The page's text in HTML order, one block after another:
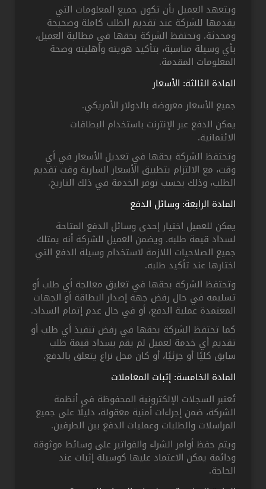
ويتعهد العميل بأن تكون جميع المعلومات التي
يقدمها للشركة عند تقديم الطلب كاملة وصحيحة
ومحدثة. وتحتفظ الشركة بحقها في مطالبة العميل،
بأي وسيلة مناسبة، بتأكيد هويته وأهليته وصحة
المعلومات المقدمة.
المادة الثالثة: الأسعار
جميع الأسعار معروضة بالدولار الأمريكي.
يمكن الدفع عبر الإنترنت باستخدام البطاقات
الائتمانية.
وتحتفظ الشركة بحقها في تعديل الأسعار في أي
وقت، مع الالتزام بتطبيق الأسعار السارية وقت تقديم
الطلب، وذلك بحسب توفر الخدمة في ذلك التاريخ.
المادة الرابعة: وسائل الدفع
يمكن للعميل اختيار إحدى وسائل الدفع المتاحة
لسداد قيمة طلبه. ويضمن العميل للشركة أنه يمتلك
جميع الصلاحيات اللازمة لاستخدام وسيلة الدفع التي
اختارها عند تأكيد طلبه.
وتحتفظ الشركة بحقها في تعليق معالجة أي طلب أو
تسليمه في حال رفض جهة إصدار البطاقة أو الجهات
المعتمدة عملية الدفع، أو في حال عدم إتمام السداد.
كما تحتفظ الشركة بحقها في رفض تنفيذ أي طلب أو
تقديم أي خدمة لعميل لم يقم بسداد قيمة طلب
سابق كليًا أو جزئيًا، أو كان محل نزاع يتعلق بالدفع.
المادة الخامسة: إثبات المعاملات
تُعتبر السجلات الإلكترونية المحفوظة في أنظمة
الشركة، ضمن إجراءات أمنية معقولة، دليلًا على جميع
المراسلات والطلبات وعمليات الدفع بين الطرفين.
ويتم حفظ أوامر الشراء والفواتير على وسائط موثوقة
ودائمة يمكن الاعتماد عليها كوسيلة إثبات عند
الحاجة.